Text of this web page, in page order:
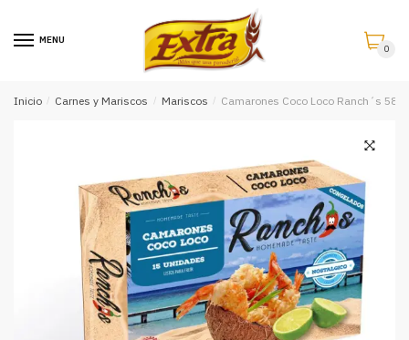
MENU
0
Inicio / Carnes y Mariscos / Mariscos / Camarones Coco Loco Ranch´s 585